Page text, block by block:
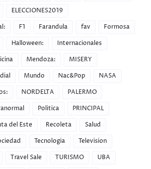
ELECCIONES2019
F1 Farandula fav
Formosa
Halloween:
Internacionales
Mendoza:
MISERY
Mundo Nac&Pop
NASA
NORDELTA
PALERMO
Politica
PRINCIPAL
del Este Recoleta
Salud
Tecnologia
Television
Travel Sale TURISMO
UBA